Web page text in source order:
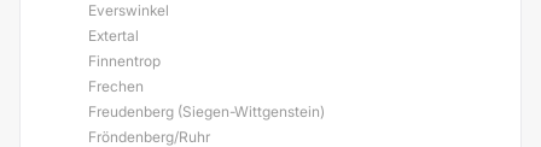
Everswinkel
Extertal
Finnentrop
Frechen
Freudenberg (Siegen-Wittgenstein)
Fröndenberg/Ruhr